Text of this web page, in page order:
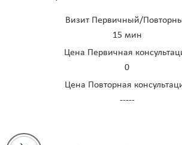
Визит Первичный/
15 мин
Цена Первичная
0
Цена Повторная
-----